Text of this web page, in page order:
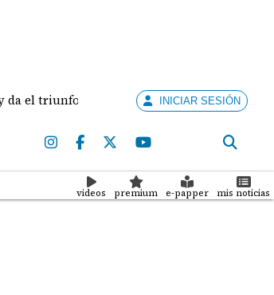
a la Universidad CatólicaINICIAR SESIÓN
videos premium e-papper mis noticias